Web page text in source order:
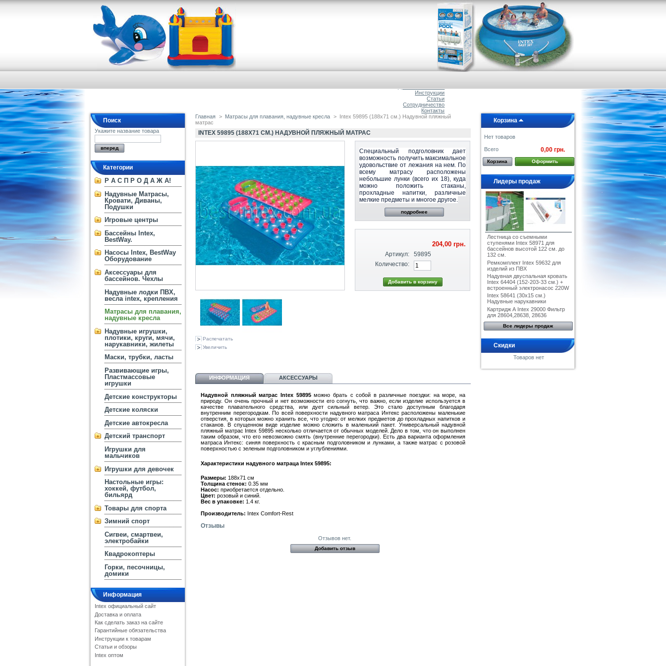
Инструкции
Статьи
Сотрудничество
Контакты
Поиск
Укажите название товара
Категории
Р А С П Р О Д А Ж А!
Надувные Матрасы,
Кровати, Диваны,
Подушки
Игровые центры
Бассейны Intex,
BestWay.
Насосы Intex, BestWay
Оборудование
Аксессуары для
бассейнов. Чехлы
Надувные лодки ПВХ,
весла intex, крепления
Матрасы для плавания,
надувные кресла
Надувные игрушки,
плотики, круги, мячи,
нарукавники, жилеты
Маски, трубки, ласты
Развивающие игры,
Пластмассовые
игрушки
Детские конструкторы
Детские коляски
Детские автокресла
Детский транспорт
Игрушки для
мальчиков
Игрушки для девочек
Настольные игры:
хоккей, футбол,
бильярд
Товары для спорта
Зимний спорт
Сигвеи, смартвеи,
электробайки
Квадрокоптеры
Горки, песочницы,
домики
Информация
Intex официальный сайт
Доставка и оплата
Как сделать заказ на сайте
Гарантийные обязательства
Инструкции к товарам
Статьи и обзоры
Intex оптом
Главная > Матрасы для плавания, надувные кресла >
Intex 59895 (188х71 см.) Надувной пляжный
матрас
INTEX 59895 (188Х71 СМ.) НАДУВНОЙ ПЛЯЖНЫЙ МАТРАС
Распечатать
Увеличить
Специальный подголовник дает
возможность получить максимальное
удовольствие от лежания на нем. По
всему матрасу расположены
небольшие лунки (всего их 18), куда
можно положить стаканы,
прохладные напитки, различные
мелкие предметы и многое другое.
подробнее
204,00 грн.
Артикул:
59895
Количество:
ИНФОРМАЦИЯ АКСЕССУАРЫ
Надувной пляжный матрас Intex 59895можно брать с собой в различные поездки: на море, на
природу. Он очень прочный и нет возможности его согнуть, что важно, если изделие используется в
качестве плавательного средства, или дует сильный ветер. Это стало доступным благодаря
внутренним перегородкам. По всей поверхности надувного матраса Интекс расположены маленькие
отверстия, в которых можно хранить все, что угодно: от мелких предметов до прохладных напитков и
стаканов. В спущенном виде изделие можно сложить в маленький пакет. Универсальный надувной
пляжный матрас Intex 59895 несколько отличается от обычных моделей. Дело в том, что он выполнен
таким образом, что его невозможно смять (внутренние перегородки). Есть два варианта оформления
матраса Интекс: синяя поверхность с красным подголовником и лунками, а также матрас с розовой
поверхностью с зеленым подголовником и углублениями.
Характеристики надувного матраца Intex 59895:
Размеры: 188х71 см
Толщина стенок: 0.35 мм
Насос: приобретается отдельно.
Цвет: розовый и синий.
Вес в упаковке: 1.4 кг.
Производитель: Intex Comfort-Rest
Отзывы
Отзывов нет.
Корзина
Нет товаров
Всего 0,00 грн.
Корзина Оформить
Лидеры продаж
Лестница со съемными
ступенями Intex 58971 для
бассейнов высотой 122 см. до
132 см.
Ремкомплект Intex 59632 для
изделий из ПВХ
Надувная двуспальная кровать
Intex 64404 (152-203-33 см.) +
встроенный электронасос 220W
Intex 58641 (30x15 см.)
Надувные нарукавники
Картридж А Intex 29000 Фильтр
для 28604,28638, 28636
Все лидеры продаж
Скидки
Товаров нет